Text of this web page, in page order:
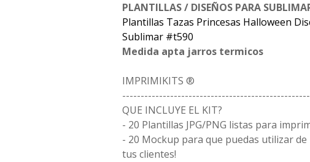
PLANTILLAS / DISEÑOS PARA
Plantillas Tazas Princesas Halloween
Sublimar #t590
Medida apta jarros termicos
IMPRIMIKITS ®
QUE INCLUYE EL KIT?
- 20 Plantillas JPG/PNG listas para
- 20 Mockup para que puedas utilizar
tus clientes!